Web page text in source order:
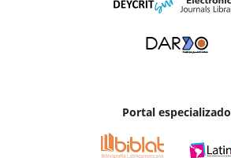
Portal especializado